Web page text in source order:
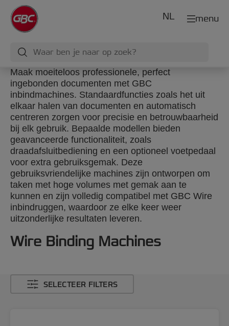
menu
NL
Maak moeiteloos professionele, perfect
ingebonden documenten met GBC
inbindmachines. Standaardfuncties zoals het uit
elkaar halen van documenten en automatisch
centreren zorgen voor precisie en betrouwbaarheid
bij elk gebruik. Bepaalde modellen bieden
geavanceerde functionaliteit, zoals
draadafsluitbediening en een optioneel voetpedaal
voor extra gebruiksgemak. Deze
gebruiksvriendelijke machines zijn ontworpen om
taken met hoge volumes met gemak aan te
kunnen en zijn volledig compatibel met GBC Wire
inbindruggen, waardoor ze elke keer weer
uitzonderlijke resultaten leveren.
Wire Binding Machines
SELECTEER FILTERS